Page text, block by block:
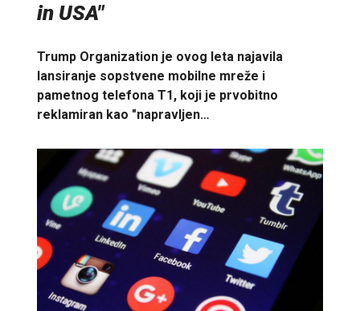
in USA"
Trump Organization je ovog leta najavila
lansiranje sopstvene mobilne mreže i
pametnog telefona T1, koji je prvobitno
reklamiran kao "napravljen…